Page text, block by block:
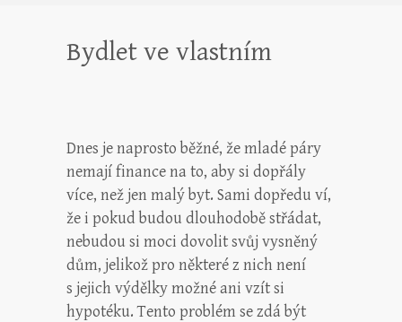
Bydlet ve vlastním
Dnes je naprosto běžné, že mladé páry
nemají finance na to, aby si dopřály
více, než jen malý byt. Sami dopředu ví,
že i pokud budou dlouhodobě střádat,
nebudou si moci dovolit svůj vysněný
dům, jelikož pro některé z nich není
s jejich výdělky možné ani vzít si
hypotéku. Tento problém se zdá být